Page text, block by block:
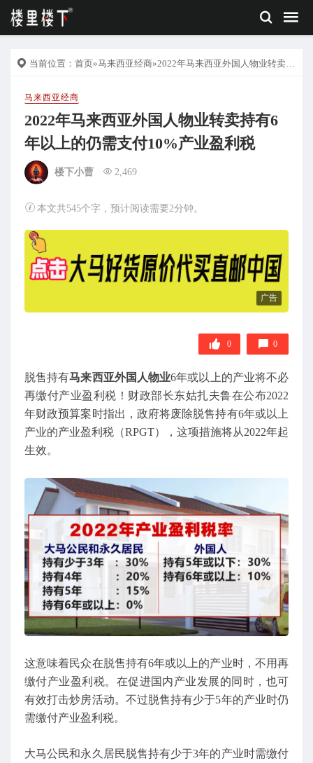
当前位置： 首页»马来西亚经商»2022年马来西亚外国人物业转卖持有6年以上的仍需支付10%产业盈利税
马来西亚经商
2022年马来西亚外国人物业转卖持有6
年以上的仍需支付10%产业盈利税
楼下小曹 2,469
本文共545个字，预计阅读需要2分钟。
广告
0 0
脱售持有马来西亚外国人物业6年或以上的产业将不必
再缴付产业盈利税！财政部长东姑扎夫鲁在公布2022
年财政预算案时指出，政府将废除脱售持有6年或以上
产业的产业盈利税（RPGT），这项措施将从2022年起
生效。
这意味着民众在脱售持有6年或以上的产业时，不用再
缴付产业盈利税。在促进国内产业发展的同时，也可
有效打击炒房活动。不过脱售持有少于5年的产业时仍
需缴付产业盈利税。
大马公民和永久居民脱售持有少于3年的产业时需缴付